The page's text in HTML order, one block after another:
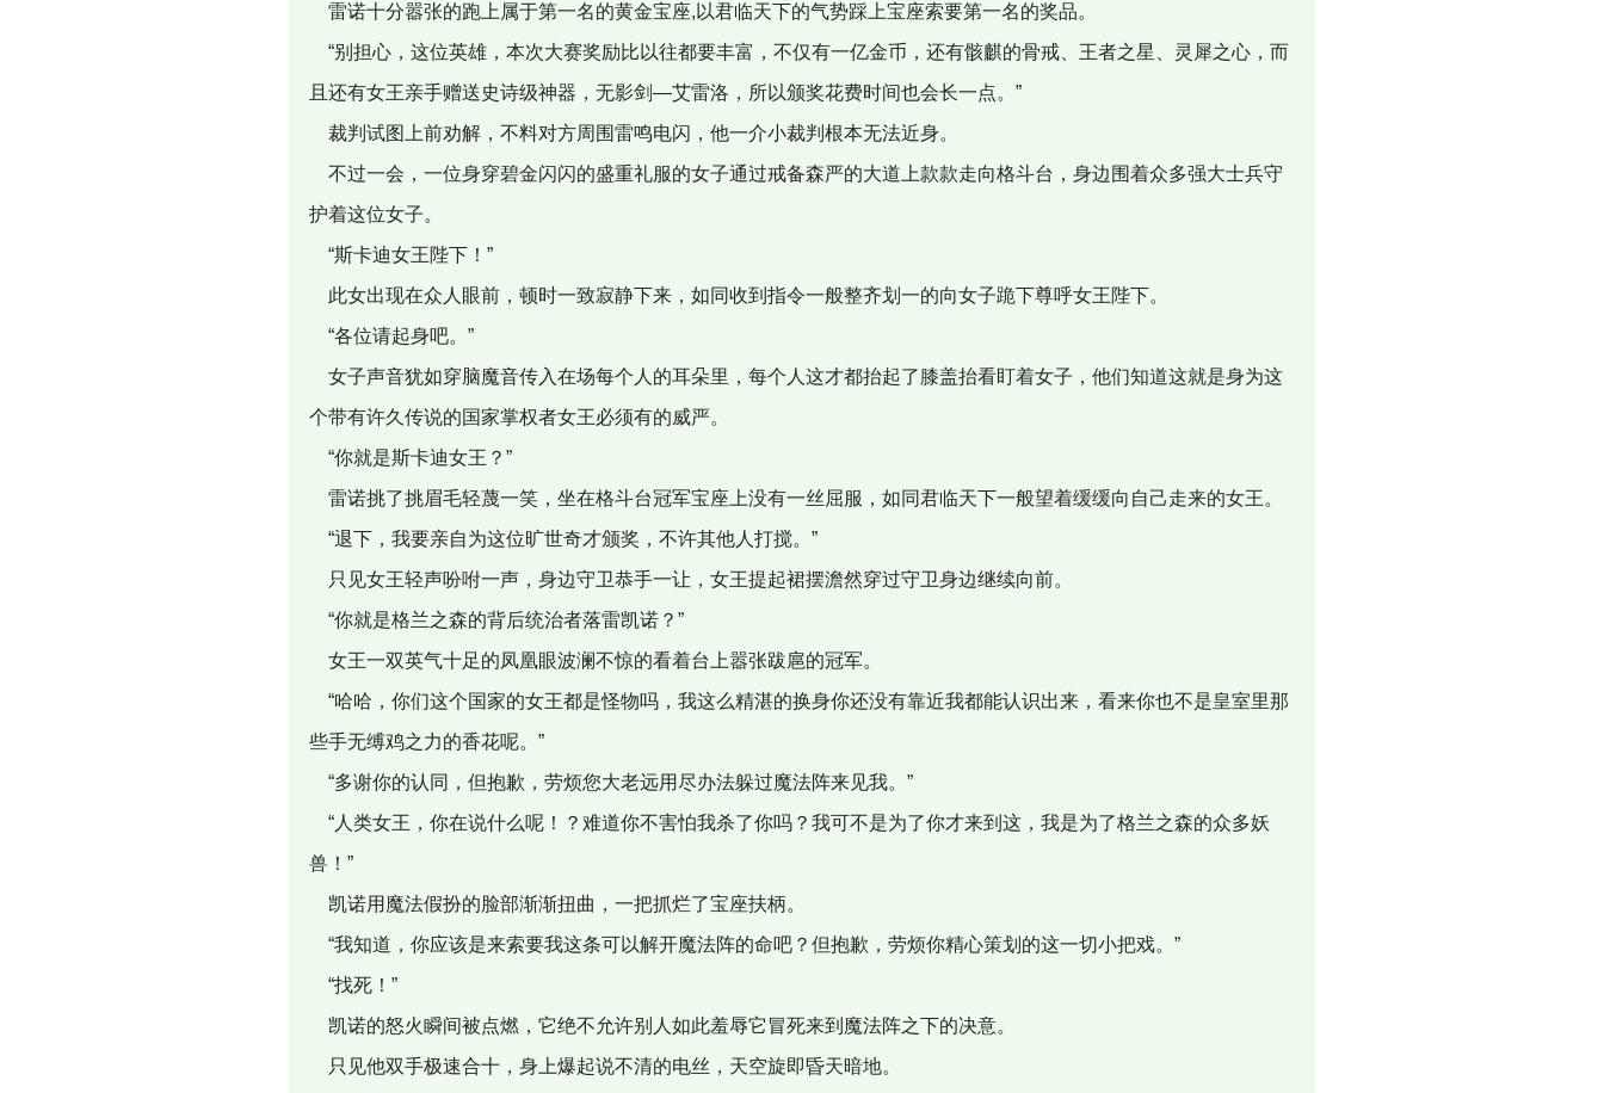
雷诺十分嚣张的跑上属于第一名的黄金宝座,以君临天下的气势踩上宝座索要第一名的奖品。
“别担心，这位英雄，本次大赛奖励比以往都要丰富，不仅有一亿金币，还有骸麒的骨戒、王者之星、灵犀之心，而
且还有女王亲手赠送史诗级神器，无影剑—艾雷洛，所以颁奖花费时间也会长一点。”
裁判试图上前劝解，不料对方周围雷鸣电闪，他一介小裁判根本无法近身。
不过一会，一位身穿碧金闪闪的盛重礼服的女子通过戒备森严的大道上款款走向格斗台，身边围着众多强大士兵守
护着这位女子。
“斯卡迪女王陛下！”
此女出现在众人眼前，顿时一致寂静下来，如同收到指令一般整齐划一的向女子跪下尊呼女王陛下。
“各位请起身吧。”
女子声音犹如穿脑魔音传入在场每个人的耳朵里，每个人这才都抬起了膝盖抬看盯着女子，他们知道这就是身为这
个带有许久传说的国家掌权者女王必须有的威严。
“你就是斯卡迪女王？”
雷诺挑了挑眉毛轻蔑一笑，坐在格斗台冠军宝座上没有一丝屈服，如同君临天下一般望着缓缓向自己走来的女王。
“退下，我要亲自为这位旷世奇才颁奖，不许其他人打搅。”
只见女王轻声吩咐一声，身边守卫恭手一让，女王提起裙摆澹然穿过守卫身边继续向前。
“你就是格兰之森的背后统治者落雷凯诺？”
女王一双英气十足的凤凰眼波澜不惊的看着台上嚣张跋扈的冠军。
“哈哈，你们这个国家的女王都是怪物吗，我这么精湛的换身你还没有靠近我都能认识出来，看来你也不是皇室里那
些手无缚鸡之力的香花呢。”
“多谢你的认同，但抱歉，劳烦您大老远用尽办法躲过魔法阵来见我。”
“人类女王，你在说什么呢！？难道你不害怕我杀了你吗？我可不是为了你才来到这，我是为了格兰之森的众多妖
兽！”
凯诺用魔法假扮的脸部渐渐扭曲，一把抓烂了宝座扶柄。
“我知道，你应该是来索要我这条可以解开魔法阵的命吧？但抱歉，劳烦你精心策划的这一切小把戏。”
“找死！”
凯诺的怒火瞬间被点燃，它绝不允许别人如此羞辱它冒死来到魔法阵之下的决意。
只见他双手极速合十，身上爆起说不清的电丝，天空旋即昏天暗地。